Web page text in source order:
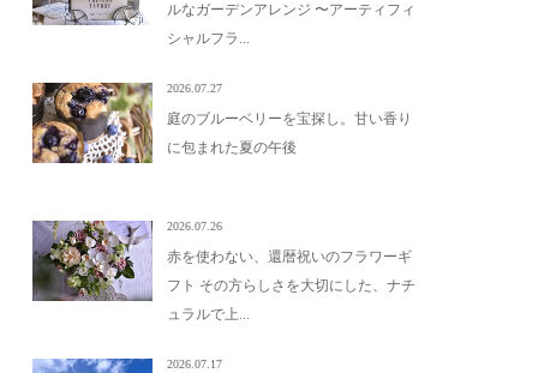
ルなガーデンアレンジ 〜アーティフィ
シャルフラ...
2026.07.27
庭のブルーベリーを宝探し。甘い香り
に包まれた夏の午後
2026.07.26
赤を使わない、還暦祝いのフラワーギ
フト その方らしさを大切にした、ナチ
ュラルで上...
2026.07.17